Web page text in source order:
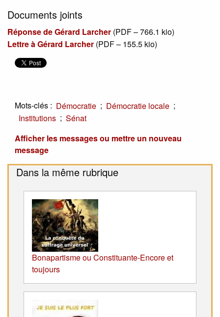
Documents joints
Réponse de Gérard Larcher (PDF – 766.1 kio)
Lettre à Gérard Larcher (PDF – 155.5 kio)
Mots-clés : Démocratie ; Démocratie locale ;
Institutions ; Sénat
Afficher les messages ou mettre un nouveau
message
Dans la même rubrique
Bonapartisme ou Constituante-Encore et
toujours